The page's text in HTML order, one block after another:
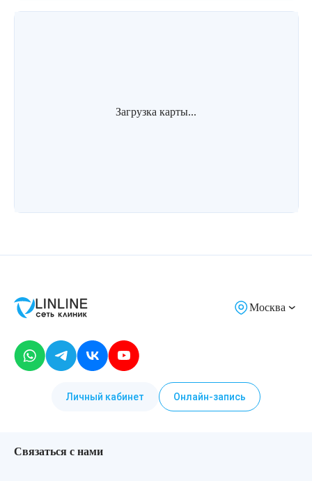
Загрузка карты...
Москва
Личный кабинет Онлайн-запись
Связаться с нами